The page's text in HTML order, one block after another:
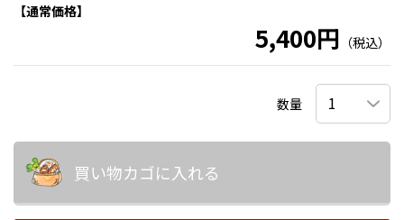
【通常価格】
5,400円 （税込）
数量
買い物カゴに入れる